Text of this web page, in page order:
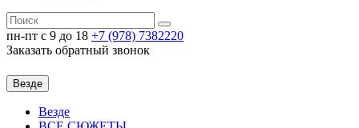
пн-пт c 9 до 18 +7 (978) 7382220
Заказать обратный звонок
Везде
Везде